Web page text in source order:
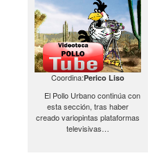
Coordina:Perico Liso
El Pollo Urbano continúa con
esta sección, tras haber
creado variopintas plataformas
televisivas…